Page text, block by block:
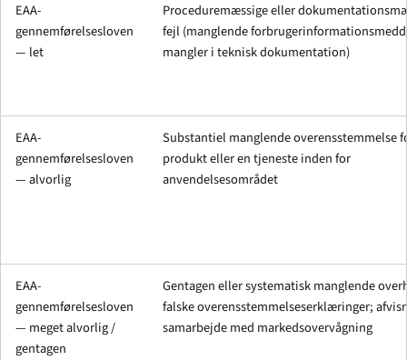
EAA-
gennemførel­sesloven
— let
Proceduremæssige eller
fejl (manglende
mangler i teknisk dokumentation)
EAA-
gennemførel­sesloven
— alvorlig
Substantiel manglende overensstemmelse
produkt eller en tjeneste inden for
anvendelsesområdet
EAA-
gennemførel­sesloven
— meget alvorlig /
gentagen
Gentagen eller systematisk manglende
falske overensstemmelses­erklæringer;
samarbejde med markedsovervågning